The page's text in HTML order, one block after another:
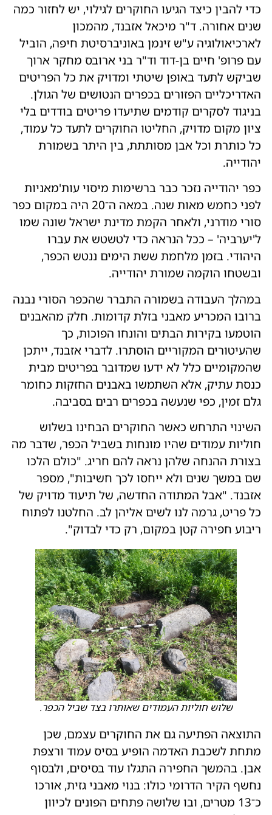
כדי להבין כיצד הגיעו החוקרים לגילוי, יש לחזור כמה
שנים אחורה. ד"ר מיכאל אזבנד, מהמכון
לארכיאולוגיה ע"ש זינמן באוניברסיטת חיפה, הוביל
עם פרופ' חיים בן-דוד וד"ר בני ארובס מחקר ארוך
שביקש לתעד באופן שיטתי ומדויק את כל הפריטים
האדריכליים הפזורים בכפרים הנטושים של הגולן.
בניגוד לסקרים קודמים שתיעדו פריטים בודדים בלי
ציון מקום מדויק, החליטו החוקרים לתעד כל עמוד,
כל כותרת וכל אבן מסותתת, בין היתר בשמורת
יהודייה.
כפר יהודייה נזכר כבר ברשימות מיסוי עות'מאניות
לפני כחמש מאות שנה. במאה ה־20 היה במקום כפר
סורי מודרני, ולאחר הקמת מדינת ישראל שונה שמו
ל'יערביה' – ככל הנראה כדי לטשטש את עברו
היהודי. בזמן מלחמת ששת הימים ננטש הכפר,
ובשטחו הוקמה שמורת יהודייה.
במהלך העבודה בשמורה התברר שהכפר הסורי נבנה
ברובו המכריע מאבני בזלת קדומות. חלק מהאבנים
הוטמעו בקירות הבתים והונחו הפוכות, כך
שהעיטורים המקוריים הוסתרו. לדברי אזבנד, ייתכן
שהמקומיים כלל לא ידעו שמדובר בפריטים מבית
כנסת עתיק, אלא השתמשו באבנים החזקות כחומר
גלם זמין, כפי שנעשה בכפרים רבים בסביבה.
השינוי התרחש כאשר החוקרים הבחינו בשלוש
חוליות עמודים שהיו מונחות בשביל הכפר, שדבר מה
בצורת ההנחה שלהן נראה להם חריג. "כולם הלכו
שם במשך שנים ולא ייחסו לכך חשיבות", מספר
אזבנד. "אבל המתודה החדשה, של תיעוד מדויק של
כל פריט, גרמה לנו לשים אליהן לב. החלטנו לפתוח
ריבוע חפירה קטן במקום, רק כדי לבדוק".
שלוש חוליות העמודים שאותרו בצד שביל הכפר.
התוצאה הפתיעה גם את החוקרים עצמם, שכן
מתחת לשכבת האדמה הופיע בסיס עמוד ורצפת
אבן. בהמשך החפירה התגלו עוד בסיסים, ולבסוף
נחשף הקיר הדרומי כולו: בנוי מאבני גזית, אורכו
כ־13 מטרים, ובו שלושה פתחים הפונים לכיוון